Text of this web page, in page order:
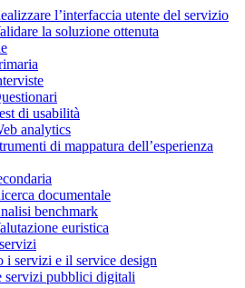
l’interfaccia utente del servizio
la soluzione ottenuta
di usabilità
analytics
di mappatura dell’esperienza
documentale
benchmark
euristica
i servizi e il service design
servizi pubblici digitali